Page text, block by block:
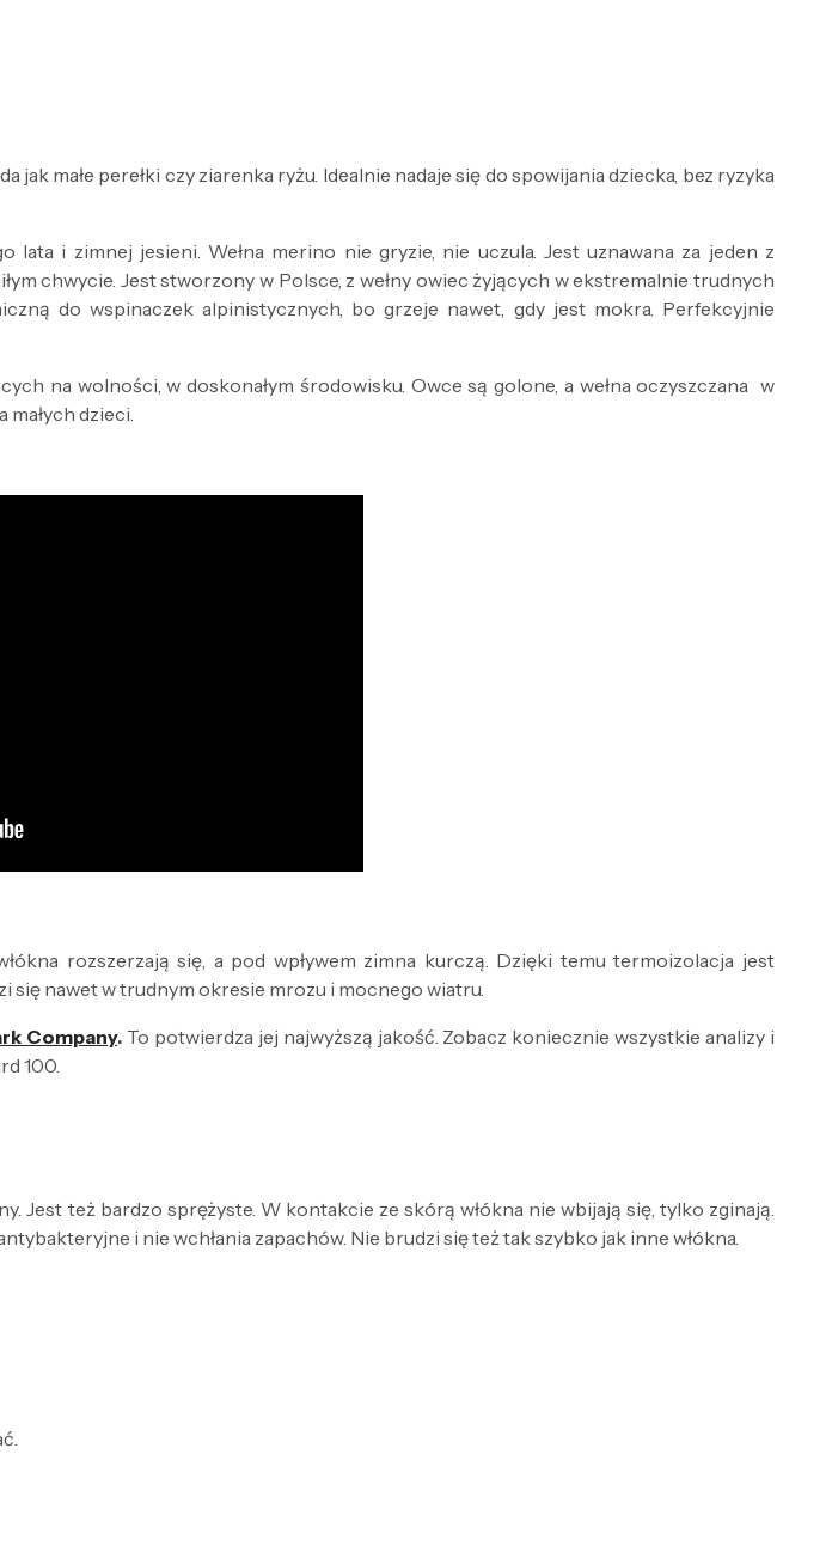
małe perełki czy ziarenka ryżu. Idealnie nadaje się do spowijania dziecka, bez ryzyka
lata i zimnej jesieni. Wełna merino nie gryzie, nie uczula. Jest uznawana za jeden z
chwycie. Jest stworzony w Polsce, z wełny owiec żyjących w ekstremalnie trudnych
do wspinaczek alpinistycznych, bo grzeje nawet, gdy jest mokra. Perfekcyjnie
na wolności, w doskonałym środowisku. Owce są golone, a wełna oczyszczana w
dzieci.
rozszerzają się, a pod wpływem zimna kurczą. Dzięki temu termoizolacja jest
się nawet w trudnym okresie mrozu i mocnego wiatru.
Company. To potwierdza jej najwyższą jakość. Zobacz koniecznie wszystkie analizy i
100.
Jest też bardzo sprężyste. W kontakcie ze skórą włókna nie wbijają się, tylko zginają.
i nie wchłania zapachów. Nie brudzi się też tak szybko jak inne włókna.